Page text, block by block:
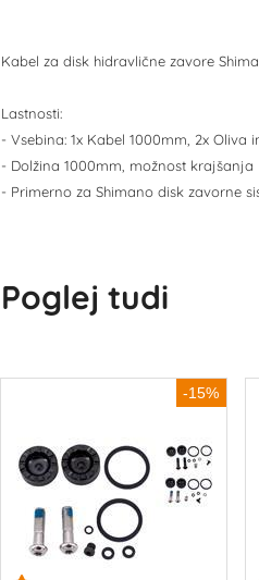
Kabel za disk hidravlične zavore
Lastnosti:
- Vsebina: 1x Kabel 1000mm, 2x Oliva
- Dolžina 1000mm, možnost krajšanja
- Primerno za Shimano disk zavorne
Poglej tudi
-15%